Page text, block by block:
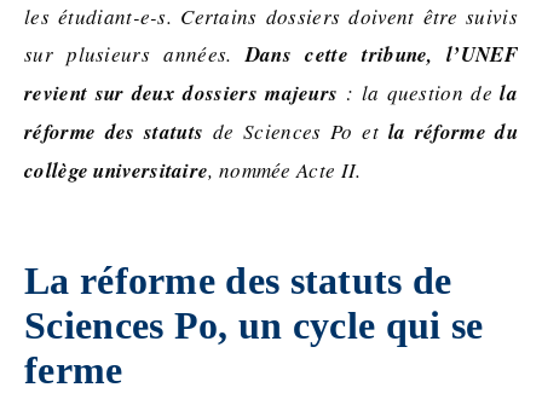
les étudiant-e-s. Certains dossiers doivent être suivis
sur plusieurs années. Dans cette tribune, l’UNEF
revient sur deux dossiers majeurs : la question dela
réforme des statuts de Sciences Po et la réforme du
collège universitaire, nommée Acte II.
La réforme des statuts de
Sciences Po, un cycle qui se
ferme